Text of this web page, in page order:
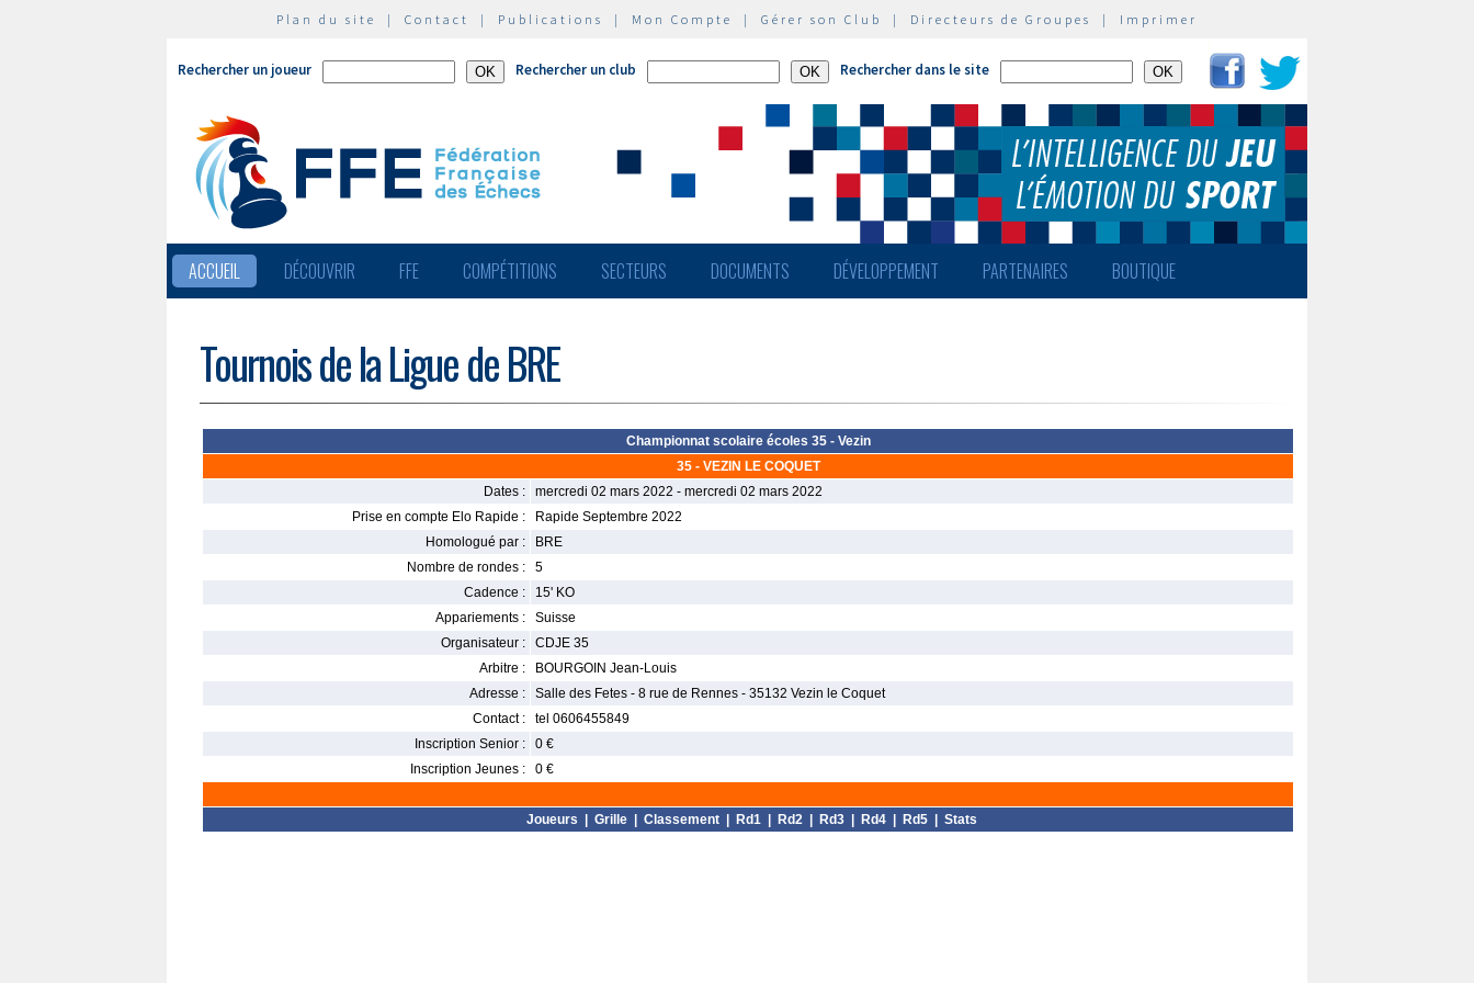
Plan du site | Contact | Publications | Mon Compte | Gérer son Club | Directeurs de Groupes | Imprimer
Rechercher un joueur Rechercher un club Rechercher dans le site
ACCUEIL DÉCOUVRIR FFE COMPÉTITIONS SECTEURS DOCUMENTS DÉVELOPPEMENT PARTENAIRES BOUTIQUE
Tournois de la Ligue de BRE
Championnat scolaire écoles 35 - Vezin
35 - VEZIN LE COQUET
Dates :
mercredi 02 mars 2022 - mercredi 02 mars 2022
Prise en compte Elo Rapide :
Rapide Septembre 2022
Homologué par :
BRE
Nombre de rondes :
5
Cadence :
15' KO
Appariements :
Suisse
Organisateur :
CDJE 35
Arbitre :
BOURGOIN Jean-Louis
Adresse :
Salle des Fetes - 8 rue de Rennes - 35132 Vezin le Coquet
Contact :
tel 0606455849
Inscription Senior :
0 €
Inscription Jeunes :
0 €
Joueurs Grille| Classement| Rd1| Rd2| Rd3| Rd4| Rd5| Stats